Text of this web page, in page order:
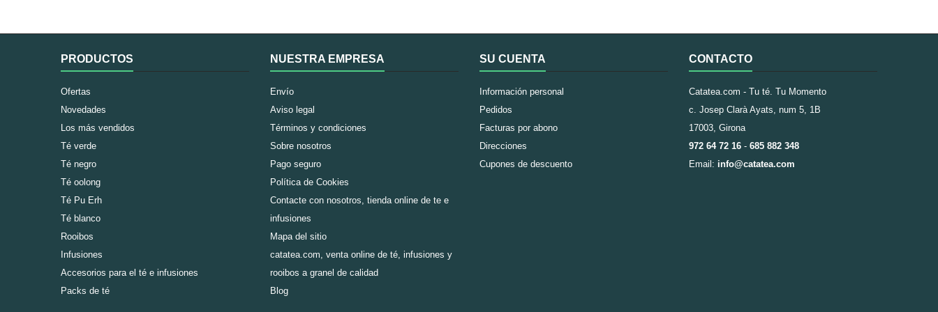
PRODUCTOS
Ofertas
Novedades
Los más vendidos
Té verde
Té negro
Té oolong
Té Pu Erh
Té blanco
Rooibos
Infusiones
Accesorios para el té e infusiones
Packs de té
NUESTRA EMPRESA
Envío
Aviso legal
Términos y condiciones
Sobre nosotros
Pago seguro
Política de Cookies
Contacte con nosotros, tienda online de te e
infusiones
Mapa del sitio
catatea.com, venta online de té, infusiones y
rooibos a granel de calidad
Blog
SU CUENTA
Información personal
Pedidos
Facturas por abono
Direcciones
Cupones de descuento
CONTACTO
Catatea.com - Tu té. Tu Momento
c. Josep Clarà Ayats, num 5, 1B
17003, Girona
972 64 72 16 - 685 882 348
Email: info@catatea.com